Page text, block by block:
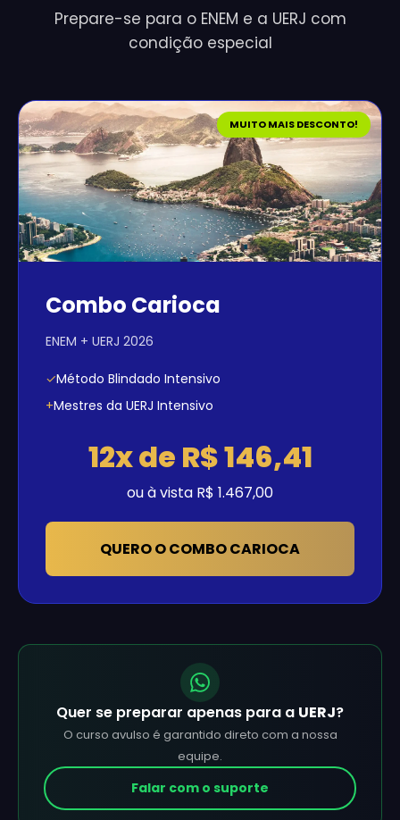
Prepare-se para o ENEM e a UERJ com
condição especial
MUITO MAIS DESCONTO!
Combo Carioca
ENEM + UERJ 2026
✓Método Blindado Intensivo
+Mestres da UERJ Intensivo
12x de R$ 146,41
ou à vista R$ 1.467,00
QUERO O COMBO CARIOCA
Quer se preparar apenas para a UERJ?
O curso avulso é garantido direto com a nossa
equipe.
Falar com o suporte